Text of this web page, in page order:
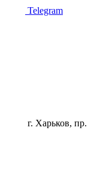
Telegram
г. Харьков, пр.